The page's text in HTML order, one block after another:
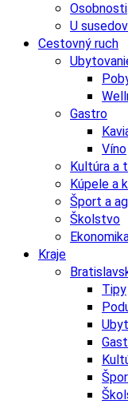
Osobnosti
U
Cestovný ruch
Gastro
Víno
Kultúra a
Kúpele a
Šport a
Školstvo
Kraje
Tipy